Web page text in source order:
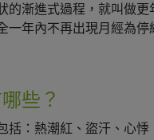
的漸進式過程，就叫做
一年內不再出現月經為停
些？
括：熱潮紅、盜汗、心